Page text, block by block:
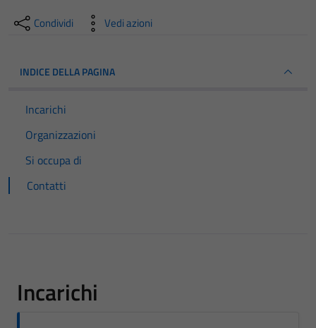
Condividi Vedi azioni
INDICE DELLA PAGINA
Incarichi
Organizzazioni
Si occupa di
Contatti
Incarichi